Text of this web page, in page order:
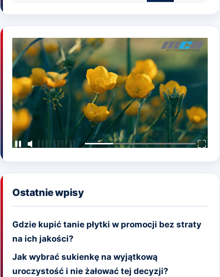
Ostatnie wpisy
Gdzie kupić tanie płytki w promocji bez straty
na ich jakości?
Jak wybrać sukienkę na wyjątkową
uroczystość i nie żałować tej decyzji?